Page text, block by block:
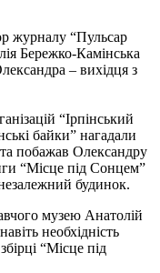
журналу “Пульсар
Бережко-Камінська
– вихідця з
“Ірпінський
байки” нагадали
побажав Олександру
“Місце під Сонцем”
будинок.
музею Анатолій
необхідність
“Місце під